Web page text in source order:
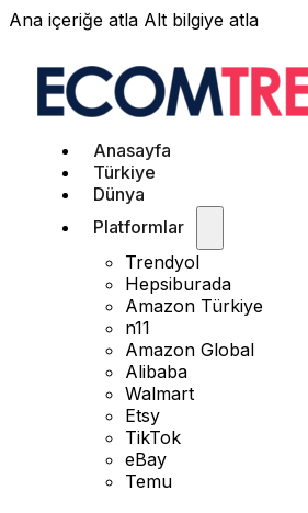
Ana içeriğe atla Alt bilgiye atla
Anasayfa
Türkiye
Dünya
Platformlar
Trendyol
Hepsiburada
Amazon Türkiye
n11
Amazon Global
Alibaba
Walmart
Etsy
TikTok
eBay
Temu